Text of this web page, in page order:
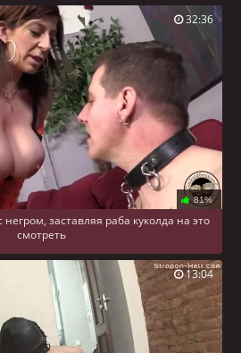
81%
негром, заставляя раба куколда на это
смотреть
32:36
13:04